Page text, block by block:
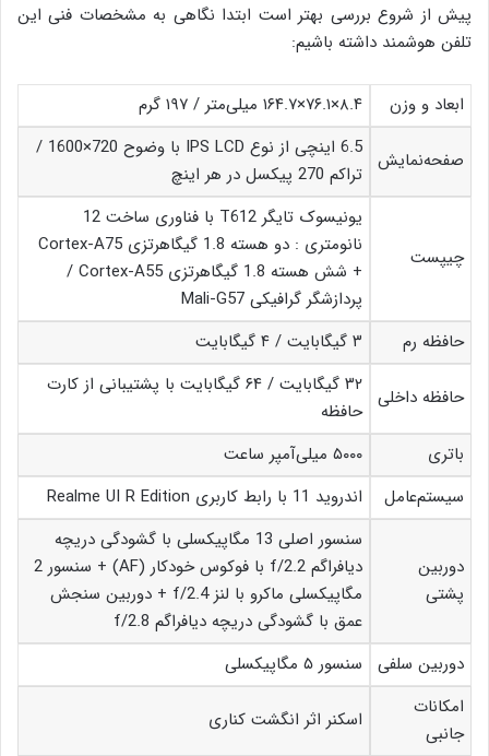
پیش از شروع بررسی بهتر است ابتدا نگاهی به مشخصات فنی این
تلفن هوشمند داشته باشیم:
ابعاد و وزن ۸.۴×۷۶.۱×۱۶۴.۷ میلی‌متر / ۱۹۷ گرم
صفحه‌نمایش
6.5 اینچی از نوع IPS LCD با وضوح 720×1600 /
تراکم 270 پیکسل در هر اینچ
چیپست
یونیسوک تایگر T612 با فناوری ساخت 12
نانومتری : دو هسته 1.8 گیگاهرتزی Cortex-A75
+ شش هسته 1.8 گیگاهرتزی Cortex-A55 /
پردازشگر گرافیکی Mali-G57
حافظه رم
۳ گیگابایت / ۴ گیگابایت
حافظه داخلی
۳۲ گیگابایت / ۶۴ گیگابایت با پشتیبانی از کارت
حافظه
باتری
۵۰۰۰ میلی‌آمپر ساعت
سیستم‌عامل
اندروید 11 با رابط کاربری Realme UI R Edition
دوربین
پشتی
سنسور اصلی 13 مگاپیکسلی با گشودگی دریچه
دیافراگم f/2.2 با فوکوس خودکار (AF) + سنسور 2
مگاپیکسلی ماکرو با لنز f/2.4 + دوربین سنجش
عمق با گشودگی دریچه دیافراگم f/2.8
دوربین سلفی
سنسور ۵ مگاپیکسلی
امکانات
جانبی
اسکنر اثر انگشت کناری